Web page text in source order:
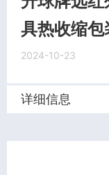
具热收缩
2024-10-23
详细信息